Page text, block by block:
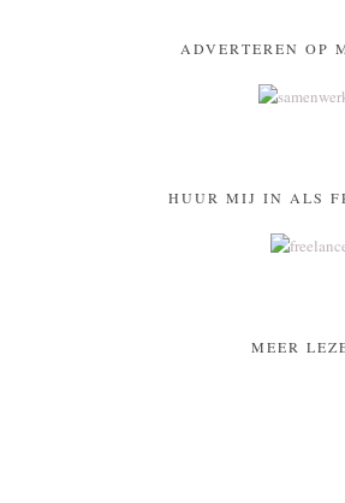
ADVERTEREN OP
HUUR MIJ IN ALS
MEER